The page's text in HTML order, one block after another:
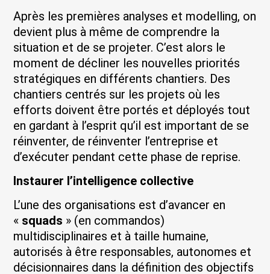
Après les premières analyses et modelling, on
devient plus à même de comprendre la
situation et de se projeter. C’est alors le
moment de décliner les nouvelles priorités
stratégiques en différents chantiers. Des
chantiers centrés sur les projets où les
efforts doivent être portés et déployés tout
en gardant à l’esprit qu’il est important de se
réinventer, de réinventer l’entreprise et
d’exécuter pendant cette phase de reprise.
Instaurer l’intelligence collective
L’une des organisations est d’avancer en
« squads » (en commandos)
multidisciplinaires et à taille humaine,
autorisés à être responsables, autonomes et
décisionnaires dans la définition des objectifs